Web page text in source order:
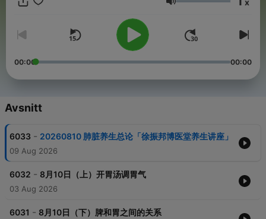
Volym
00:00 00:00
Avsnitt
6033 - 20260810 肺脏养生总论「徐振邦博医堂养生讲座」
09 Aug 2026
6032 - 8月10日（上）开胃汤调胃气
03 Aug 2026
6031 - 8月10日（下）脾和胃之间的关系